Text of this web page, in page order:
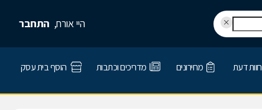
היי אורח, התחבר
חוות דעת מחירונים מדריכים וכתבות הוסף בית עסק